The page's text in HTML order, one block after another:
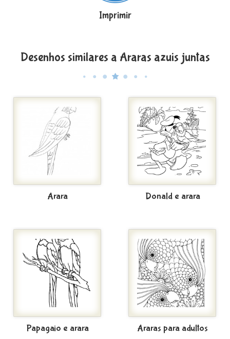
Imprimir
Desenhos similares a Araras azuis juntas
Arara Donald e arara
Papagaio e arara Araras para adultos